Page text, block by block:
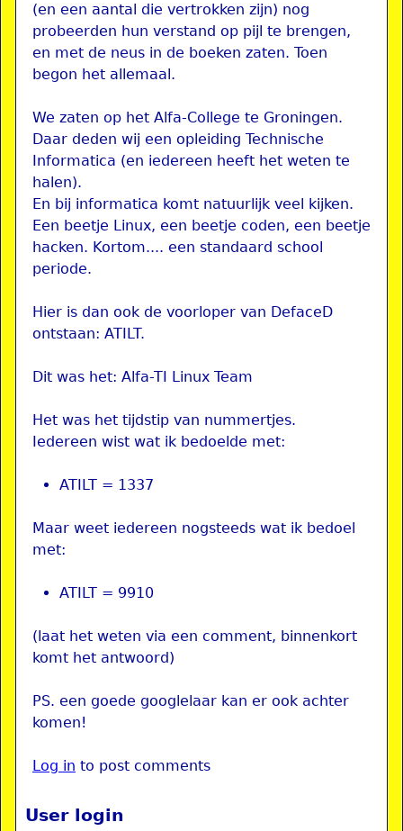
(en een aantal die vertrokken zijn) nog
probeerden hun verstand op pijl te brengen,
en met de neus in de boeken zaten. Toen
begon het allemaal.
We zaten op het Alfa-College te Groningen.
Daar deden wij een opleiding Technische
Informatica (en iedereen heeft het weten te
halen).
En bij informatica komt natuurlijk veel kijken.
Een beetje Linux, een beetje coden, een beetje
hacken. Kortom.... een standaard school
periode.
Hier is dan ook de voorloper van DefaceD
ontstaan: ATILT.
Dit was het: Alfa-TI Linux Team
Het was het tijdstip van nummertjes.
Iedereen wist wat ik bedoelde met:
ATILT = 1337
Maar weet iedereen nogsteeds wat ik bedoel
met:
ATILT = 9910
(laat het weten via een comment, binnenkort
komt het antwoord)
PS. een goede googlelaar kan er ook achter
komen!
Log in to post comments
User login